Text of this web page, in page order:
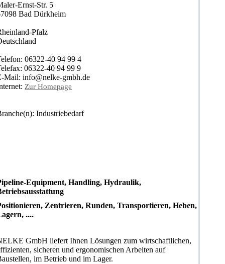
Ernst-Str. 5
Bad Dürkheim
Pfalz
06322-40 94 99 4
06322-40 94 99 9
Mail: info@nelke-gmbh.de
Zur Homepage
Industriebedarf
Equipment, Handling, Hydraulik,
Zentrieren, Runden, Transportieren, Heben,
....
GmbH liefert Ihnen Lösungen zum wirtschaftlichen,
sicheren und ergonomischen Arbeiten auf
im Betrieb und im Lager.